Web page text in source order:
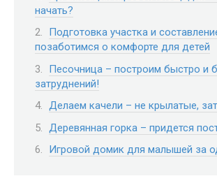
начать?
Подготовка участка и
позаботимся о комфорте для детей
Песочница – построим быстро и
затруднений!
Делаем качели – не крылатые,
Деревянная горка – придется
Игровой домик для малышей за